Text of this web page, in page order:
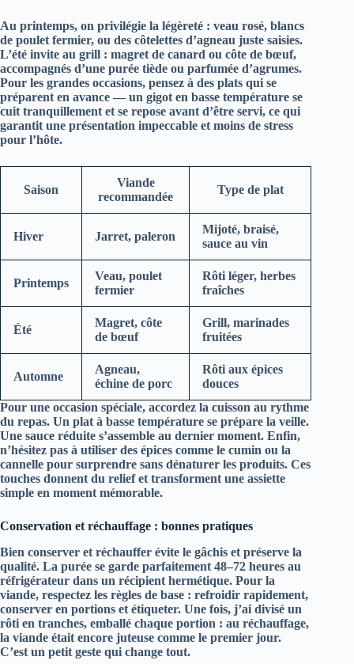
Au printemps, on privilégie la légèreté : veau rosé, blancs
de poulet fermier, ou des côtelettes d’agneau juste saisies.
L’été invite au grill : magret de canard ou côte de bœuf,
accompagnés d’une purée tiède ou parfumée d’agrumes.
Pour les grandes occasions, pensez à des plats qui se
préparent en avance — un gigot en basse température se
cuit tranquillement et se repose avant d’être servi, ce qui
garantit une présentation impeccable et moins de stress
pour l’hôte.
Saison
Viande
recommandée
Type de plat
Hiver Jarret, paleron
Mijoté, braisé,
sauce au vin
Printemps
Veau, poulet
fermier
Rôti léger, herbes
fraîches
Été
Magret, côte
de bœuf
Grill, marinades
fruitées
Automne
Agneau,
échine de porc
Rôti aux épices
douces
Pour une occasion spéciale, accordez la cuisson au rythme
du repas. Un plat à basse température se prépare la veille.
Une sauce réduite s’assemble au dernier moment. Enfin,
n’hésitez pas à utiliser des épices comme le cumin ou la
cannelle pour surprendre sans dénaturer les produits. Ces
touches donnent du relief et transforment une assiette
simple en moment mémorable.
Conservation et réchauffage : bonnes pratiques
Bien conserver et réchauffer évite le gâchis et préserve la
qualité. La purée se garde parfaitement 48–72 heures au
réfrigérateur dans un récipient hermétique. Pour la
viande, respectez les règles de base : refroidir rapidement,
conserver en portions et étiqueter. Une fois, j’ai divisé un
rôti en tranches, emballé chaque portion : au réchauffage,
la viande était encore juteuse comme le premier jour.
C’est un petit geste qui change tout.